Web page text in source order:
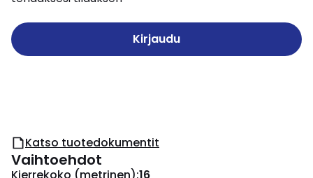
Kirjaudu
Katso tuotedokumentit
Vaihtoehdot